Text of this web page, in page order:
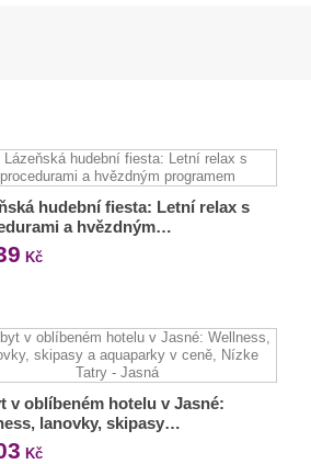
hudební fiesta: Letní relax s
a hvězdným…
Kč
v oblíbeném hotelu v Jasné:
lanovky, skipasy…
Kč